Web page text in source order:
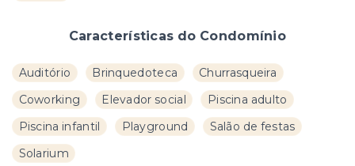
Características do Condomínio
Auditório Brinquedoteca
Churrasqueira
Coworking
Elevador social
Piscina adulto
Piscina infantil
Playground
Salão de festas
Solarium